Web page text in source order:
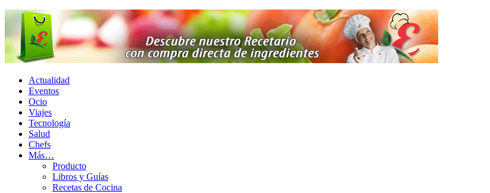
Actualidad
Eventos
Ocio
Viajes
Tecnología
Salud
Chefs
Más…
Producto
Libros y Guías
Recetas de Cocina